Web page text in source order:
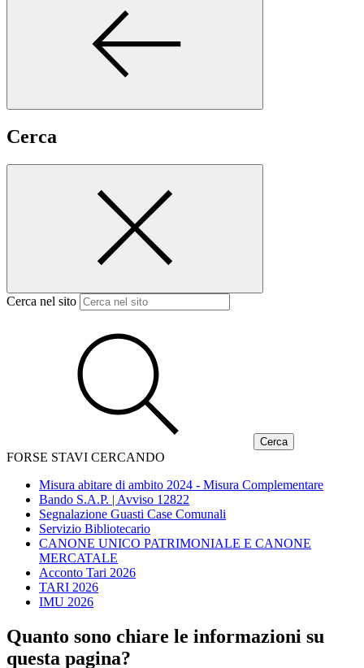
Cerca
Cerca nel sito
FORSE STAVI CERCANDO
Misura abitare di ambito 2024 - Misura Complementare
Bando S.A.P. | Avviso 12822
Segnalazione Guasti Case Comunali
Servizio Bibliotecario
CANONE UNICO PATRIMONIALE E CANONE
MERCATALE
Acconto Tari 2026
TARI 2026
IMU 2026
Quanto sono chiare le informazioni su
questa pagina?